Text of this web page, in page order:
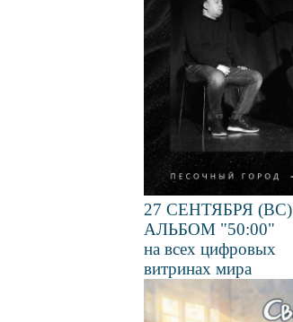
27 СЕНТЯБРЯ (ВС)
АЛЬБОМ "50:00"
на всех цифровых
витринах мира
Файл
изображения